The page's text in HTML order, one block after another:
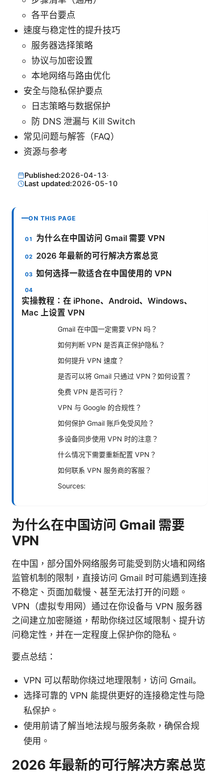
各平台要点
速度与稳定性的提升技巧
服务器选择策略
协议与加密设置
本地网络与路由优化
安全与隐私保护要点
日志策略与数据保护
防 DNS 泄漏与 Kill Switch
常见问题与解答（FAQ）
资源与参考
Published:2026-04-13·
Last updated:2026-05-10
ON THIS PAGE
为什么在中国访问 Gmail 需要 VPN
2026 年最新的可行解决方案总览
如何选择一款适合在中国使用的 VPN
实操教程：在 iPhone、Android、Windows、
Mac 上设置 VPN
Gmail 在中国一定需要 VPN 吗？
如何判断 VPN 是否真正保护隐私？
如何提升 VPN 速度？
是否可以将 Gmail 只通过 VPN？如何设置？
免费 VPN 是否可行？
VPN 与 Google 的合规性？
如何保护 Gmail 账户免受风险？
多设备同步使用 VPN 时的注意？
什么情况下需要重新配置 VPN？
如何联系 VPN 服务商的客服？
Sources:
为什么在中国访问 Gmail 需要
VPN
在中国，部分国外网络服务可能受到防火墙和网络
监管机制的限制，直接访问 Gmail 时可能遇到连接
不稳定、页面加载慢、甚至无法打开的问题。
VPN（虚拟专用网）通过在你设备与 VPN 服务器
之间建立加密隧道，帮助你绕过区域限制、提升访
问稳定性，并在一定程度上保护你的隐私。
要点总结：
VPN 可以帮助你绕过地理限制，访问 Gmail。
选择可靠的 VPN 能提供更好的连接稳定性与隐
私保护。
使用前请了解当地法规与服务条款，确保合规
使用。
2026 年最新的可行解决方案总览